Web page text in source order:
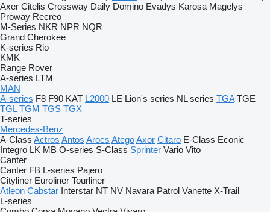
Axer Citelis Crossway Daily Domino Evadys Karosa Magelys
Proway Recreo
M-Series NKR NPR NQR
Grand Cherokee
K-series Rio
KMK
Range Rover
A-series LTM
MAN
A-series F8 F90 KAT L2000 LE Lion's series NL series TGA TGE
TGL TGM TGS TGX
T-series
Mercedes-Benz
A-Class Actros Antos Arocs AtegoAxor Citaro E-Class Econic
Integro LK MB O-series S-Class Sprinter Vario Vito
Canter
Canter FB L-series Pajero
Cityliner Euroliner Tourliner
Atleon Cabstar Interstar NT NV Navara Patrol Vanette X-Trail
L-series